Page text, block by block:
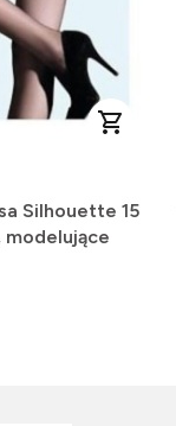
Silhouette 15
modelujące